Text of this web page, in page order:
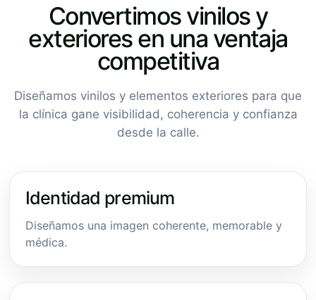
Convertimos vinilos y
exteriores en una ventaja
competitiva
Diseñamos vinilos y elementos exteriores para que
la clínica gane visibilidad, coherencia y confianza
desde la calle.
Identidad premium
Diseñamos una imagen coherente, memorable y
médica.